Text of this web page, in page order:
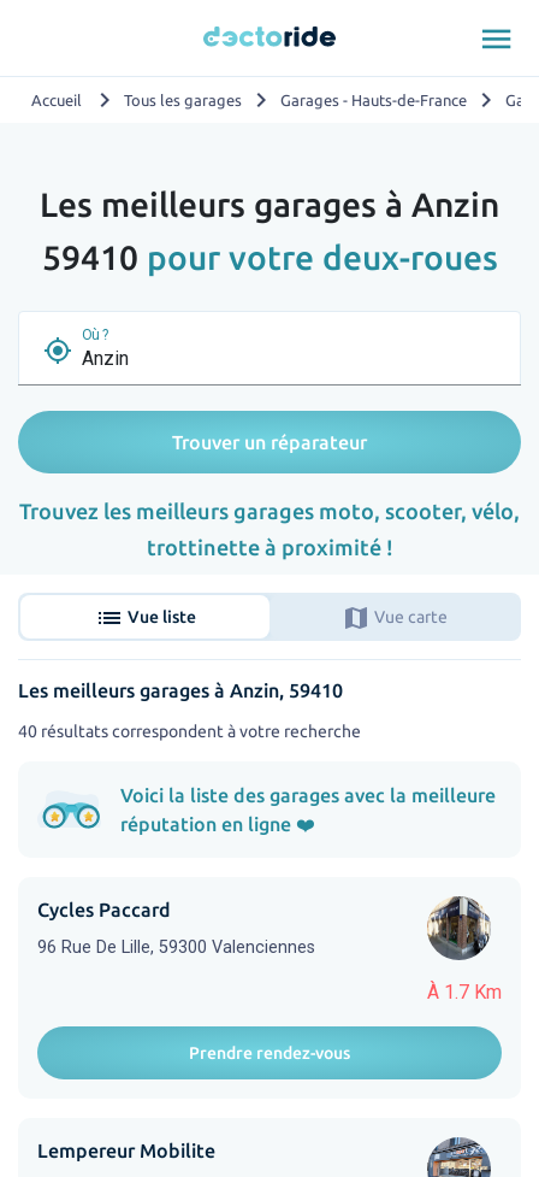
menu
Accueil chevron_right Tous les garages chevron_right Garages - Hauts-de-France chevron_right
Les meilleurs garages à Anzin
59410 pour votre deux-roues
my_location
Où ?
Trouver un réparateur
Trouvez les meilleurs garages moto, scooter, vélo,
trottinette à proximité !
list Vue liste map Vue carte
Les meilleurs garages à Anzin, 59410
40 résultats correspondent à votre recherche
Voici la liste des garages avec la meilleure
réputation en ligne ❤️
À 1.7 Km
Cycles Paccard
96 Rue De Lille, 59300 Valenciennes
Prendre rendez-vous
Lempereur Mobilite